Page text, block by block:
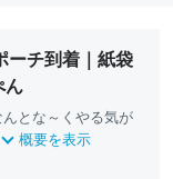
ーチ到着｜紙袋
ん
とな～くやる気が
概要を表示